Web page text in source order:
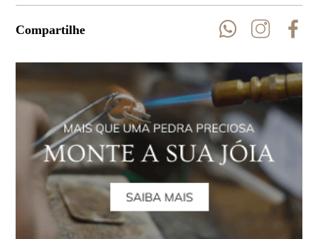
Compartilhe